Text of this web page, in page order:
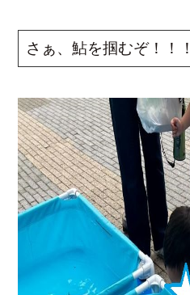
さぁ、鮎を掴むぞ！！！